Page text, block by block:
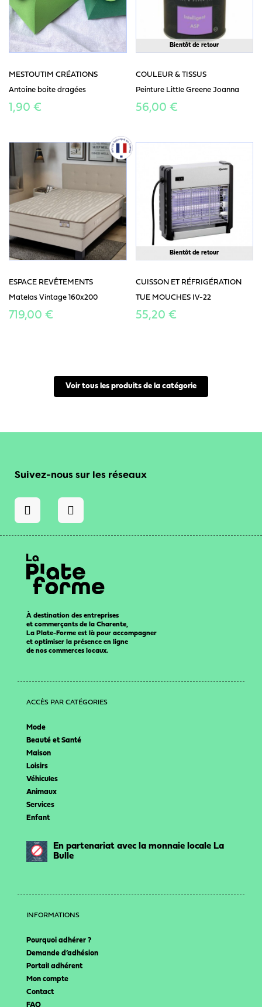
MESTOUTIM CRÉATIONS
Antoine boite dragées
1,90 €
Bientôt de retour
COULEUR & TISSUS
Peinture Little Greene Joanna
56,00 €
ESPACE REVÊTEMENTS
Matelas Vintage 160x200
719,00 €
Bientôt de retour
CUISSON ET RÉFRIGÉRATION
TUE MOUCHES IV-22
55,20 €
Voir tous les produits de la catégorie
Suivez-nous sur les réseaux
À destination des entreprises
et commerçants de la Charente,
La Plate-Forme est là pour accompagner
et optimiser la présence en ligne
de nos commerces locaux.
ACCÈS PAR CATÉGORIES
Mode
Beauté et Santé
Maison
Loisirs
Véhicules
Animaux
Services
Enfant
En partenariat avec la monnaie locale La
Bulle
INFORMATIONS
Pourquoi adhérer ?
Demande d’adhésion
Portail adhérent
Mon compte
Contact
FAQ